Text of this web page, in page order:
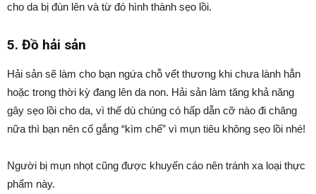
cho da bị đùn lên và từ đó hình thành sẹo lồi.
5. Đồ hải sản
Hải sản sẽ làm cho bạn ngứa chỗ vết thương khi chưa lành hẳn
hoặc trong thời kỳ đang lên da non. Hải sản làm tăng khả năng
gây sẹo lồi cho da, vì thế dù chúng có hấp dẫn cỡ nào đi chăng
nữa thì bạn nên cố gắng “kìm chế” vì mụn tiêu không sẹo lồi nhé!
Người bị mụn nhọt cũng được khuyến cáo nên tránh xa loại thực
phẩm này.